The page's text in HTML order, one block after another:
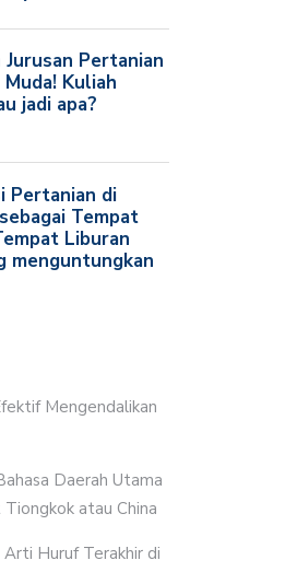
Mengendalikan
Daerah Utama
atau China
Arti Huruf Terakhir di